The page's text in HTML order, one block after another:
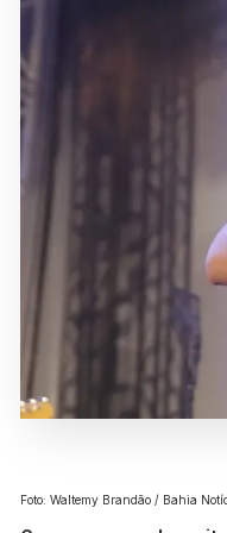
Foto: Waltemy Brandão / Bahia